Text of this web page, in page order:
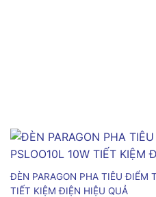
ĐÈN PARAGON PHA TIÊU ĐIỂM
TIẾT KIỆM ĐIỆN HIỆU QUẢ